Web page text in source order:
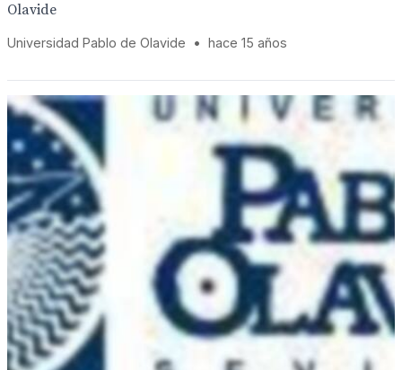
Olavide
Universidad Pablo de Olavide • hace 15 años